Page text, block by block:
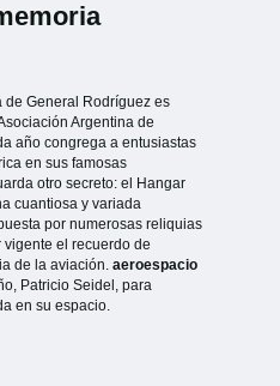
de General Rodríguez es
Argentina de
año congrega a entusiastas
en sus famosas
otro secreto: el Hangar
cuantiosa y variada
por numerosas reliquias
el recuerdo de
de la aviación. aeroespacio
Patricio Seidel, para
en su espacio.